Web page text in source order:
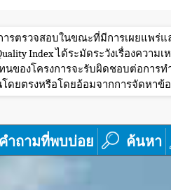
ตรวจสอบในขณะที่มีการเผยแพร่แ
Index ได้ระมัดระวังเรื่องควา
นของโครงการจะรับผิดชอบต่อกา
ดยตรงหรือโดยอ้อมจากการจัดหาข้
คำถามที่พบบ่อย ค้นหา